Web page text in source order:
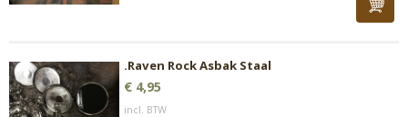
.Raven Rock Asbak Staal
€ 4,95
incl. BTW